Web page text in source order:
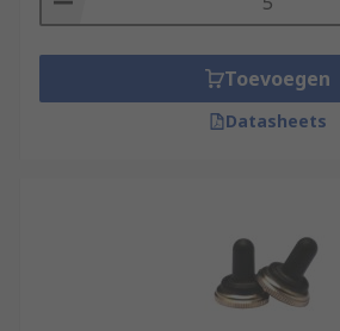
Toevoegen
Datasheets